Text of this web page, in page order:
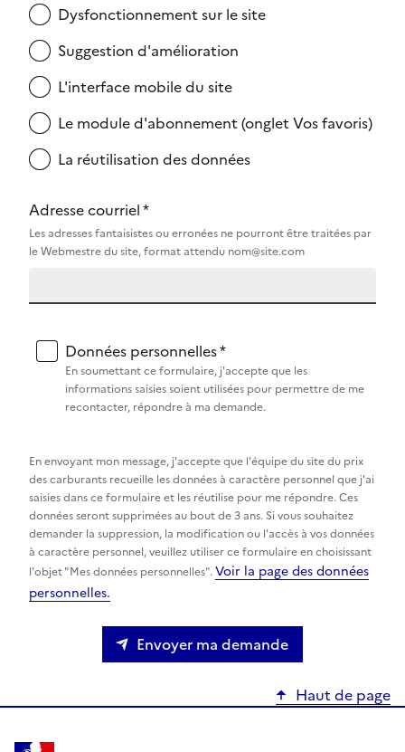
Dysfonctionnement sur le site
Suggestion d'amélioration
L'interface mobile du site
Le module d'abonnement (onglet Vos favoris)
La réutilisation des données
Adresse courriel *
Les adresses fantaisistes ou erronées ne pourront être traitées par
le Webmestre du site, format attendu nom@site.com
Données personnelles *
En soumettant ce formulaire, j'accepte que les
informations saisies soient utilisées pour permettre de me
recontacter, répondre à ma demande.
En envoyant mon message, j'accepte que l'équipe du site du prix
des carburants recueille les données à caractère personnel que j'ai
saisies dans ce formulaire et les réutilise pour me répondre. Ces
données seront supprimées au bout de 3 ans. Si vous souhaitez
demander la suppression, la modification ou l'accès à vos données
à caractère personnel, veuillez utiliser ce formulaire en choisissant
l'objet "Mes données personnelles".Voir la page des données
personnelles.
Envoyer ma demande
Haut de page